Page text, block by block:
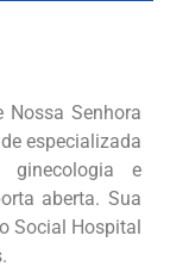
Nossa Senhora
especializada
ginecologia e
aberta. Sua
Social Hospital